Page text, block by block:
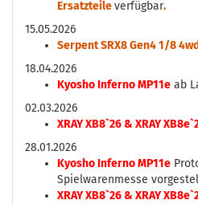
Ersatzteileverfügbar.
15.05.2026
Serpent SRX8 Gen4 1/8
18.04.2026
Kyosho Inferno MP11e ab
02.03.2026
XRAY XB8`26 & XRAY
28.01.2026
Kyosho Inferno MP11e
Spielwarenmesse
XRAY XB8`26 & XRAY